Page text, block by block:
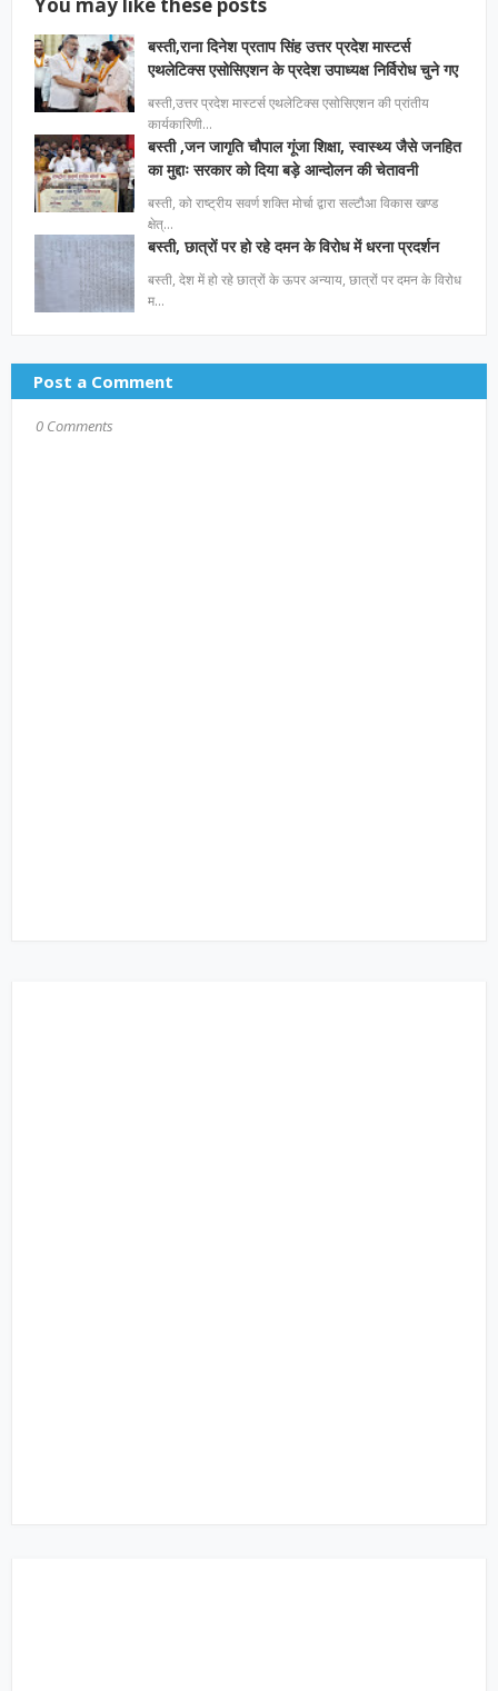
बस्ती,राना दिनेश प्रताप सिंह उत्तर प्रदेश मास्टर्स
एथलेटिक्स एसोसिएशन के प्रदेश उपाध्यक्ष निर्विरोध चुने गए
बस्ती,उत्तर प्रदेश मास्टर्स एथलेटिक्स एसोसिएशन की प्रांतीय
कार्यकारिणी…
बस्ती ,जन जागृति चौपाल गूंजा शिक्षा, स्वास्थ्य जैसे जनहित
का मुद्दाः सरकार को दिया बड़े आन्दोलन की चेतावनी
बस्ती, को राष्ट्रीय सवर्ण शक्ति मोर्चा द्वारा सल्टौआ विकास खण्ड
क्षेत्…
बस्ती, छात्रों पर हो रहे दमन के विरोध में धरना प्रदर्शन
बस्ती, देश में हो रहे छात्रों के ऊपर अन्याय, छात्रों पर दमन के विरोध
म…
Post a Comment
0 Comments